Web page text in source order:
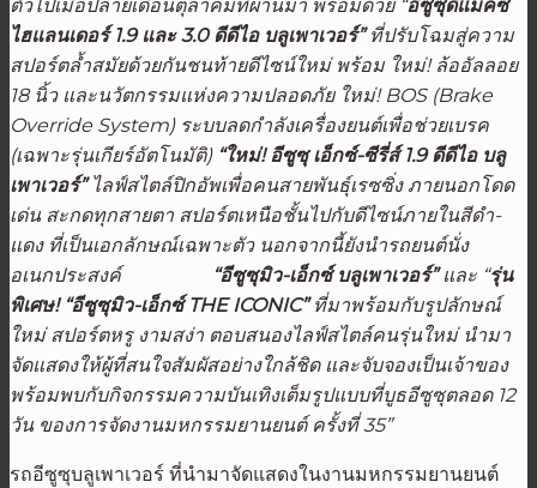
ตัวไปเมื่อปลายเดือนตุลาคมที่ผ่านมา พร้อมด้วย “อีซูซุดีแมคซ์
ไฮแลนเดอร์ 1.9 และ 3.0 ดีดีไอ บลูเพาเวอร์”ที่ปรับโฉมสู่ความ
สปอร์ตล้ำสมัยด้วยกันชนท้ายดีไซน์ใหม่ พร้อม ใหม่! ล้ออัลลอย
18 นิ้ว และนวัตกรรมแห่งความปลอดภัย ใหม่! BOS (Brake
Override System) ระบบลดกำลังเครื่องยนต์เพื่อช่วยเบรค
(เฉพาะรุ่นเกียร์อัตโนมัติ) “ใหม่! อีซูซุ เอ็กซ์-ซีรี่ส์ 1.9 ดีดีไอ บลู
เพาเวอร์”ไลฟ์สไตล์ปิกอัพเพื่อคนสายพันธุ์เรซซิ่ง ภายนอกโดด
เด่น สะกดทุกสายตา สปอร์ตเหนือชั้นไปกับดีไซน์ภายในสีดำ-
แดง ที่เป็นเอกลักษณ์เฉพาะตัว นอกจากนี้ยังนำรถยนต์นั่ง
อเนกประสงค์
“อีซูซุมิว-เอ็กซ์ บลูเพาเวอร์”และ “รุ่น
พิเศษ! “อีซูซุมิว-เอ็กซ์ THE ICONIC”ที่มาพร้อมกับรูปลักษณ์
ใหม่ สปอร์ตหรู งามสง่า ตอบสนองไลฟ์สไตล์คนรุ่นใหม่ นำมา
จัดแสดงให้ผู้ที่สนใจสัมผัสอย่างใกล้ชิด และจับจองเป็นเจ้าของ
พร้อมพบกับกิจกรรมความบันเทิงเต็มรูปแบบที่บูธอีซูซุตลอด 12
วัน ของการจัดงานมหกรรมยานยนต์ ครั้งที่ 35”
รถอีซูซุบลูเพาเวอร์ ที่นำมาจัดแสดงในงานมหกรรมยานยนต์